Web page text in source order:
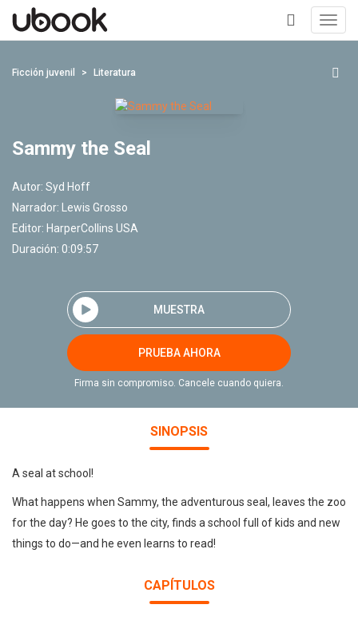
+
Ficción juvenil Literatura
Sammy the Seal
Autor: Syd Hoff
Narrador:
Lewis Grosso
Editor: HarperCollins USA
Duración: 0:09:57
MUESTRA
PRUEBA AHORA
Firma sin compromiso. Cancele cuando quiera.
SINOPSIS
A seal at school!
What happens when Sammy, the adventurous seal, leaves the zoo
for the day? He goes to the city, finds a school full of kids and new
things to do—and he even learns to read!
CAPÍTULOS